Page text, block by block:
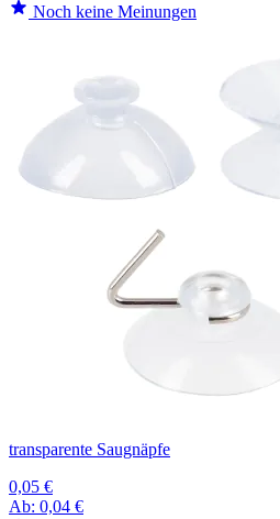
Noch keine Meinungen
transparente Saugnäpfe
0,05 €
Ab: 0,04 €